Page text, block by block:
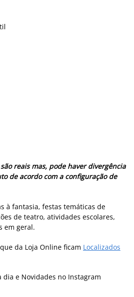
reais mas, pode haver divergência
de acordo com a configuração de
à fantasia, festas temáticas de
de teatro, atividades escolares,
em geral.
da Loja Online ficam Localizados
dia e Novidades no Instagram